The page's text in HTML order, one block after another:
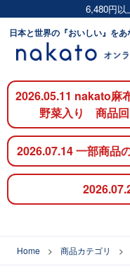
6,480円以
日本と世界の『おいしい』を
2026.05.11 nakato麻
野菜入り 商品回
2026.07.14 一部商品
Home 商品カテゴリ